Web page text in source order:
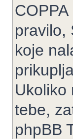
pravilo,
koje
Ukoliko
tebe,
phpBB